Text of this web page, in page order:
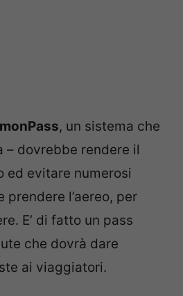
, un sistema che
– dovrebbe rendere il
ed evitare numerosi
l’aereo, per
E’ di fatto un pass
che dovrà dare
ai viaggiatori.